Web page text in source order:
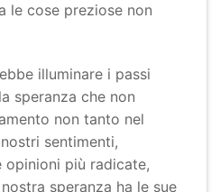
le cose preziose non
illuminare i passi
speranza che non
non tanto nel
sentimenti,
opinioni più radicate,
speranza ha le sue